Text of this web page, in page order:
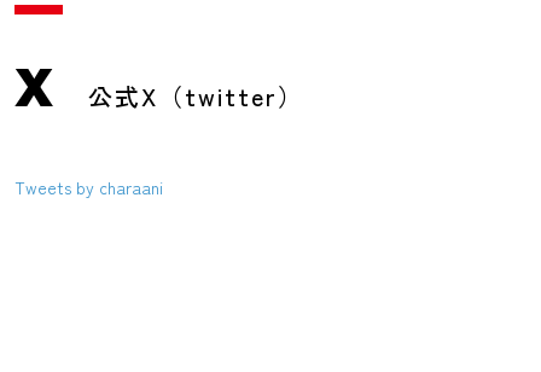
X 公式X（twitter）
Tweets by charaani